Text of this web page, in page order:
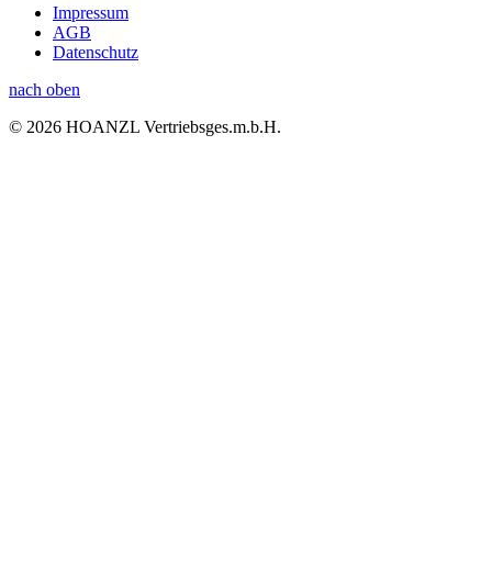
Impressum
AGB
Datenschutz
nach oben
© 2026 HOANZL Vertriebsges.m.b.H.